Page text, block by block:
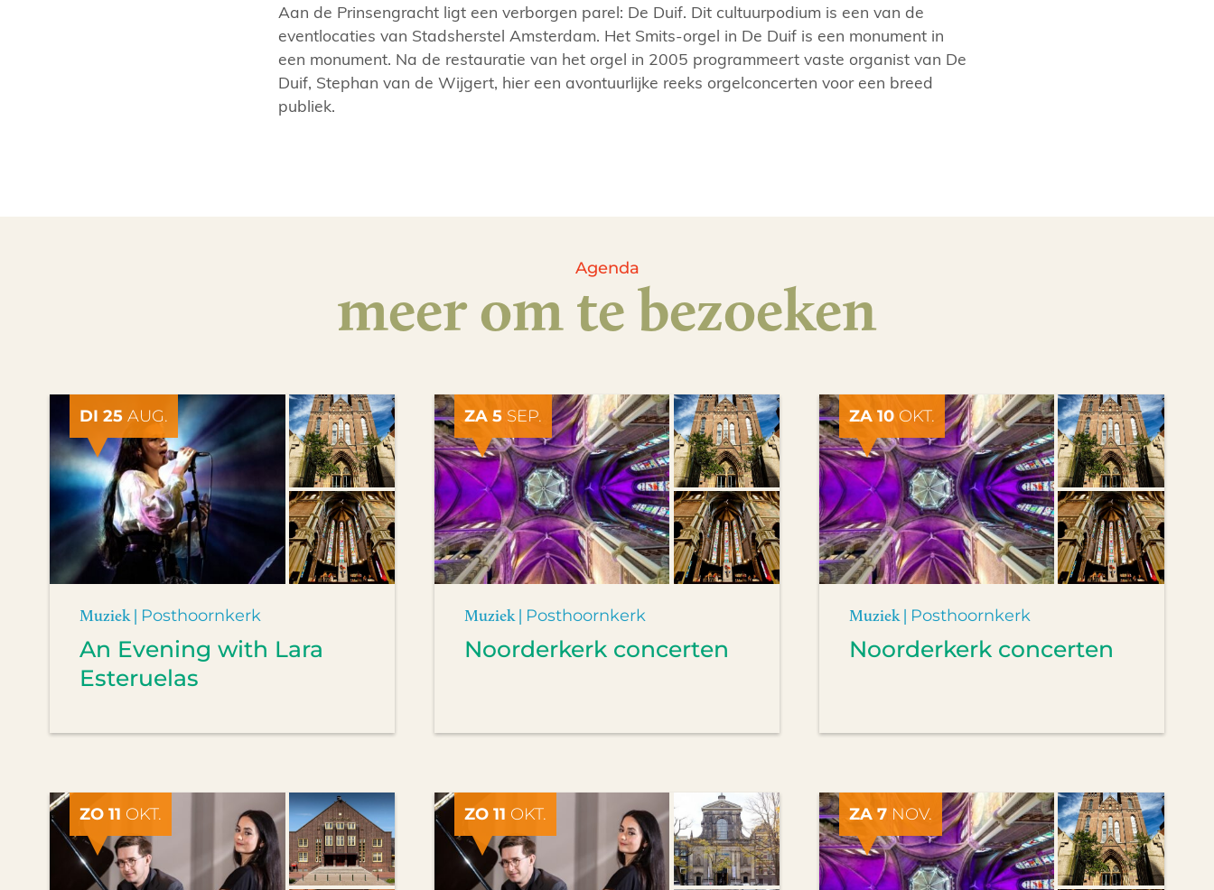
Aan de Prinsengracht ligt een verborgen parel: De Duif. Dit cultuurpodium is een van de
eventlocaties van Stadsherstel Amsterdam. Het Smits-orgel in De Duif is een monument in
een monument. Na de restauratie van het orgel in 2005 programmeert vaste organist van De
Duif, Stephan van de Wijgert, hier een avontuurlijke reeks orgelconcerten voor een breed
publiek.
Agenda
meer om te bezoeken
DI 25 AUG.
Muziek | Posthoornkerk
An Evening with Lara
Esteruelas
ZA 5SEP.
Muziek | Posthoornkerk
Noorderkerk concerten
ZA 10OKT.
Muziek | Posthoornkerk
Noorderkerk concerten
ZO 11 OKT. ZO 11 OKT. ZA 7NOV.